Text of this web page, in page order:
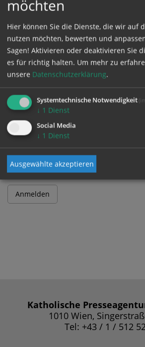
Bitte melden Sie sich mit Ihrem
und Passwort an.
Benutzername
Passwort
Katholische
1010 Wien,
Tel: +43 / 1 / 512
möchten
Hier können Sie die Dienste, die wir auf
nutzen möchten, bewerten und
Sagen! Aktivieren oder deaktivieren Sie
es für richtig halten. Um mehr zu
unsere Datenschutzerklärung.
Systemtechnische Notwendigkeit
↓ 1 Dienst
Social Media
↓ 1 Dienst
Ausgewählte akzeptieren